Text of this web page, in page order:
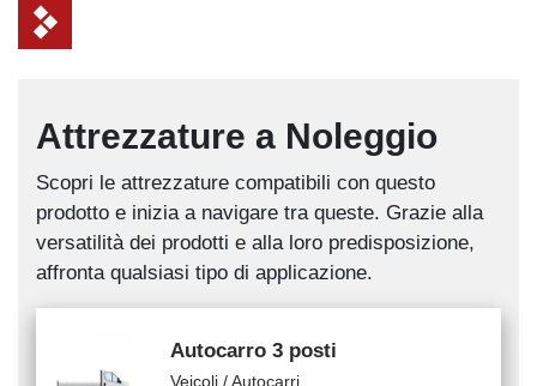
Attrezzature a Noleggio
Scopri le attrezzature compatibili con questo
prodotto e inizia a navigare tra queste. Grazie alla
versatilità dei prodotti e alla loro predisposizione,
affronta qualsiasi tipo di applicazione.
Autocarro 3 posti
Veicoli / Autocarri